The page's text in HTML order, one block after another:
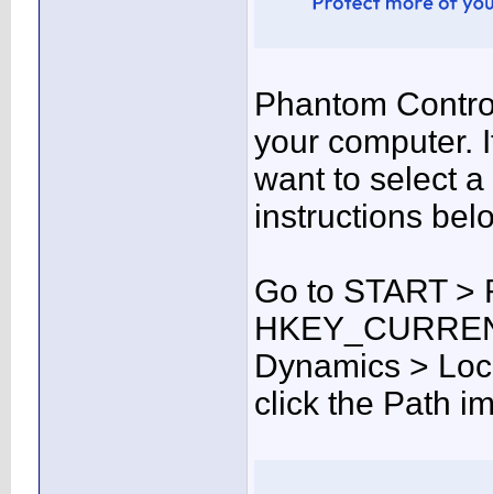
Phantom
your computer.
want to select
instructions
Go to START >
Dynamics >
click the Path